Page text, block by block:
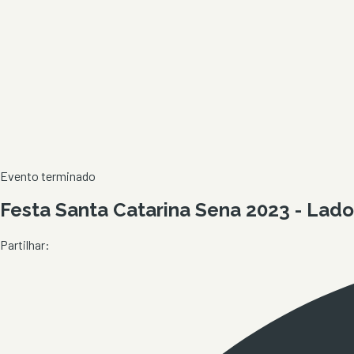
Evento terminado
Festa Santa Catarina Sena 2023 -
Partilhar: